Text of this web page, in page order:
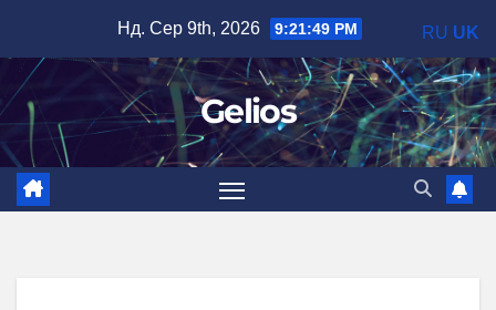
вмісту
Нд. Сер 9th, 2026 9:21:50 PM
Gelios
RU UK